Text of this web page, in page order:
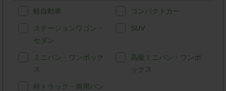
軽自動車 コンパクトカー
ステーションワゴン・
セダン
SUV
ミニバン・ワンボック
ス
高級ミニバン・ワンボ
ックス
軽トラック・商用バン